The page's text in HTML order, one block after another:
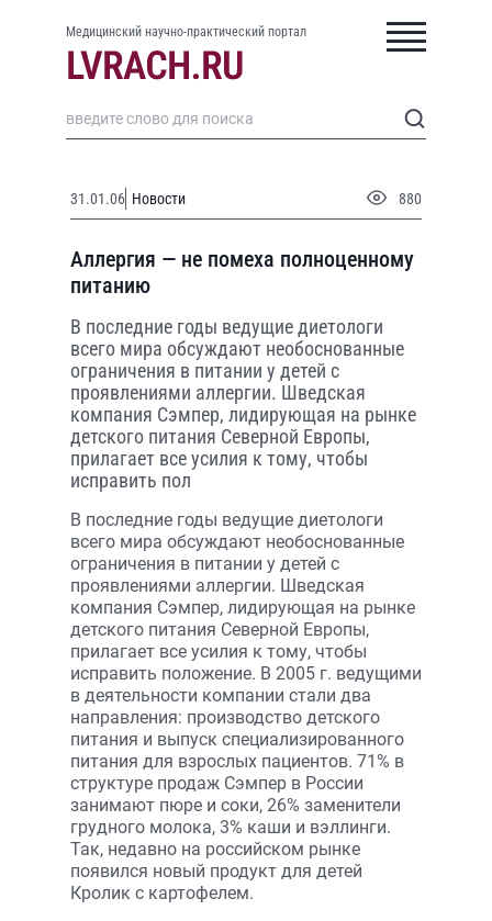
Медицинский научно-практический портал
31.01.06 Новости 880
Аллергия — не помеха полноценному
питанию
В последние годы ведущие диетологи
всего мира обсуждают необоснованные
ограничения в питании у детей с
проявлениями аллергии. Шведская
компания Сэмпер, лидирующая на рынке
детского питания Северной Европы,
прилагает все усилия к тому, чтобы
исправить пол
В последние годы ведущие диетологи
всего мира обсуждают необоснованные
ограничения в питании у детей с
проявлениями аллергии. Шведская
компания Сэмпер, лидирующая на рынке
детского питания Северной Европы,
прилагает все усилия к тому, чтобы
исправить положение. В 2005 г. ведущими
в деятельности компании стали два
направления: производство детского
питания и выпуск специализированного
питания для взрослых пациентов. 71% в
структуре продаж Сэмпер в России
занимают пюре и соки, 26% заменители
грудного молока, 3% каши и вэллинги.
Так, недавно на российском рынке
появился новый продукт для детей
Кролик с картофелем.